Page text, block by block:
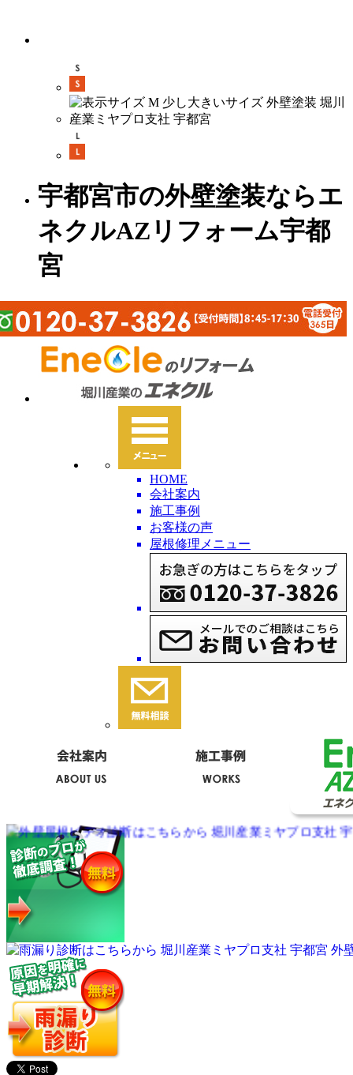
宇都宮市の外壁塗装ならエ
ネクルAZリフォーム宇都
宮
HOME
会社案内
施工事例
お客様の声
屋根修理メニュー